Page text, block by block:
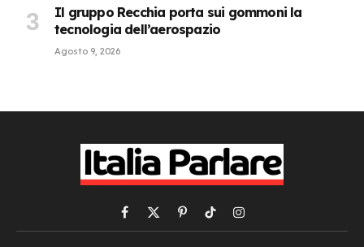
Il gruppo Recchia porta sui gommoni la
tecnologia dell’aerospazio
Agosto 9, 2026
Facebook
X
(Twitter)
PinterestTikTokInstagram